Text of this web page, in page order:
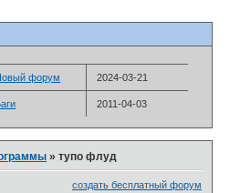
форум 2024-03-21
2011-04-03
»тупо флуд
создать бесплатный форум